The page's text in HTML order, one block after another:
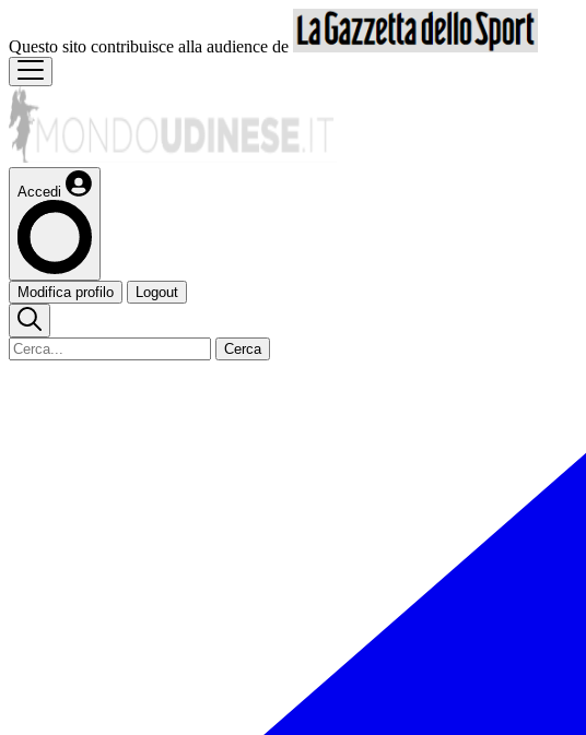
Questo sito contribuisce alla audience de
Accedi
Modifica profilo Logout
Cerca